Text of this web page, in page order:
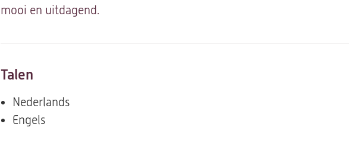
mooi en uitdagend.
Talen
Nederlands
Engels